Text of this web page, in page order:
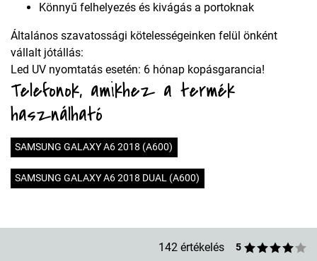
Könnyű felhelyezés és kivágás a portoknak
Általános szavatossági kötelességeinken felül önként
vállalt jótállás:
Led UV nyomtatás esetén: 6 hónap kopásgarancia!
Telefonok, amikhez a termék
használható
SAMSUNG GALAXY A6 2018 (A600)
SAMSUNG GALAXY A6 2018 DUAL (A600)
142 értékelés 5